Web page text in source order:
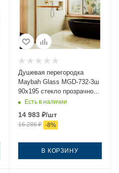
Душевая перегородка
Maybah Glass MGD-732-3ш
90х195 стекло прозрачное
профиль золото
Есть в наличии
14 983₽/шт
16 286₽ -8%
В КОРЗИНУ